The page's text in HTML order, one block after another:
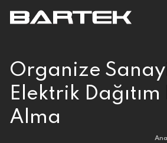
Organize
Elektrik Dağıtım
Alma